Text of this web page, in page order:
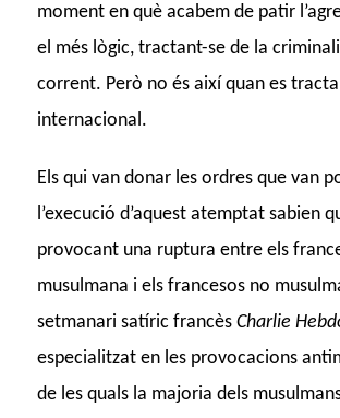
moment en què acabem de patir
el més lògic, tractant-se de la
corrent. Però no és així quan es
internacional.
Els qui van donar les ordres que van
l’execució d’aquest atemptat sabien
provocant una ruptura entre els
musulmana i els francesos no
setmanari satíric francès Charlie
especialitzat en les provocacions
de les quals la majoria dels